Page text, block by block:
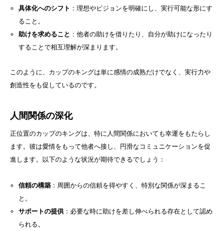
具体化へのシフト ：理想やビジョンを明確にし、実行可能な形にす
ること。
助けを求めること ：他者の助けを借りたり、自分が助けになったり
することで相互理解が深まります。
このように、カップのキングは単に感情の成熟だけでなく、実行力や
創造性をも促しているのです。
人間関係の深化
正位置のカップのキングは、特に人間関係においても幸運をもたらし
ます。彼は愛情をもって他者へ接し、円滑なコミュニケーションを促
進します。以下のような状況が期待できるでしょう：
信頼の構築：周囲からの信頼を得やすく、特別な関係が深まるこ
と。
サポートの提供：必要な時に助けを差し伸べられる存在として認め
られる。